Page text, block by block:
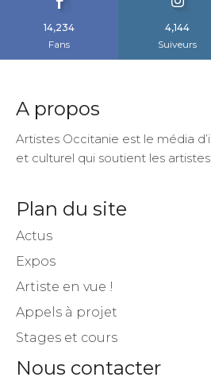
14,234
Fans
4,144
Suiveurs
A propos
Artistes Occitanie est le média
et culturel qui soutient les
Plan du site
Actus
Expos
Artiste en vue !
Appels à projet
Stages et cours
Nous contacter